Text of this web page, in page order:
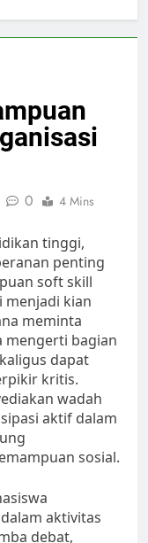
0 4 Mins
tinggi,
penting
soft skill
menjadi kian
meminta
mengerti bagian
dapat
kritis.
wadah
aktif dalam
sosial.
aktivitas
debat,